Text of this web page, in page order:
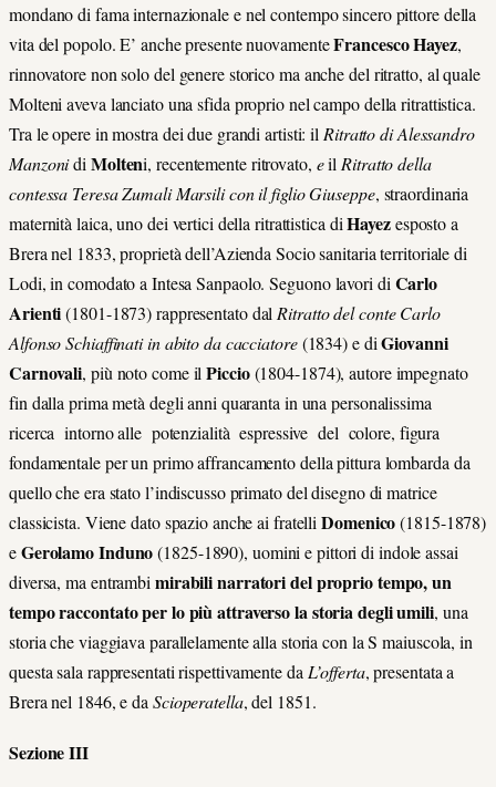
mondano di fama internazionale e nel contempo sincero pittore della
vita del popolo. E’ anche presente nuovamenteFrancesco Hayez,
rinnovatore non solo del genere storico ma anche del ritratto, al quale
Molteni aveva lanciato una sfida proprio nel campo della ritrattistica.
Tra le opere in mostra dei due grandi artisti: il Ritratto di Alessandro
Manzonidi Molteni, recentemente ritrovato, eil Ritratto della
contessa Teresa Zumali Marsili con il figlio Giuseppe, straordinaria
maternità laica, uno dei vertici della ritrattistica diHayezesposto a
Brera nel 1833, proprietà dell’Azienda Socio sanitaria territoriale di
Lodi, in comodato a Intesa Sanpaolo. Seguono lavori di Carlo
Arienti(1801-1873) rappresentato dal Ritratto del conte Carlo
Alfonso Schiaffinati in abito da cacciatore(1834) e diGiovanni
Carnovali, più noto come ilPiccio(1804-1874), autore impegnato
fin dalla prima metà degli anni quaranta in una personalissima
ricerca intorno alle potenzialità espressive del colore, figura
fondamentale per un primo affrancamento della pittura lombarda da
quello che era stato l’indiscusso primato del disegno di matrice
classicista. Viene dato spazio anche ai fratelliDomenico(1815-1878)
eGerolamo Induno(1825-1890), uomini e pittori di indole assai
diversa, ma entrambi mirabili narratori del proprio tempo, un
tempo raccontato per lo più attraverso la storia degli umili, una
storia che viaggiava parallelamente alla storia con la S maiuscola, in
questa sala rappresentati rispettivamente da L’offerta, presentata a
Brera nel 1846, e da Scioperatella, del 1851.
Sezione III